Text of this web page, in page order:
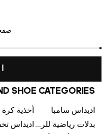
SHOE CATEGORIES
اديداس سامبا
بدلات رياضية للرجال اديداس